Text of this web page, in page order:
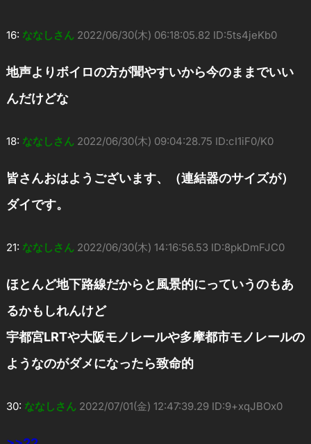
16: ななしさん 2022/06/30(木) 06:18:05.82 ID:5ts4jeKb0
地声よりボイロの方が聞やすいから今のままでいい
んだけどな
18: ななしさん 2022/06/30(木) 09:04:28.75 ID:cI1iF0/K0
皆さんおはようございます、（連結器のサイズが）
ダイです。
21: ななしさん 2022/06/30(木) 14:16:56.53 ID:8pkDmFJC0
ほとんど地下路線だからと風景的にっていうのもあ
るかもしれんけど
宇都宮LRTや大阪モノレールや多摩都市モノレールの
ようなのがダメになったら致命的
30: ななしさん 2022/07/01(金) 12:47:39.29 ID:9+xqJBOx0